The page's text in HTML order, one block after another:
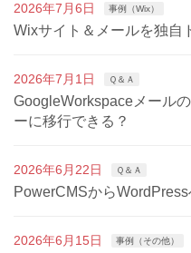
2026年7月6日 事例（Wix）
Wixサイト＆メールを独自
2026年7月1日 Ｑ＆Ａ
GoogleWorkspaceメール
ーに移行できる？
2026年6月22日 Ｑ＆Ａ
PowerCMSから
2026年6月15日 事例（その他）